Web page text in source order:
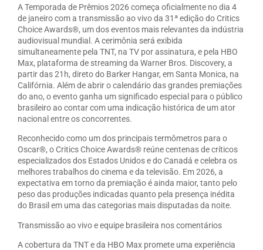
A Temporada de Prêmios 2026 começa oficialmente no dia 4
de janeiro com a transmissão ao vivo da 31ª edição do Critics
Choice Awards®, um dos eventos mais relevantes da indústria
audiovisual mundial. A cerimônia será exibida
simultaneamente pela TNT, na TV por assinatura, e pela HBO
Max, plataforma de streaming da Warner Bros. Discovery, a
partir das 21h, direto do Barker Hangar, em Santa Monica, na
Califórnia. Além de abrir o calendário das grandes premiações
do ano, o evento ganha um significado especial para o público
brasileiro ao contar com uma indicação histórica de um ator
nacional entre os concorrentes.
Reconhecido como um dos principais termômetros para o
Oscar®, o Critics Choice Awards® reúne centenas de críticos
especializados dos Estados Unidos e do Canadá e celebra os
melhores trabalhos do cinema e da televisão. Em 2026, a
expectativa em torno da premiação é ainda maior, tanto pelo
peso das produções indicadas quanto pela presença inédita
do Brasil em uma das categorias mais disputadas da noite.
Transmissão ao vivo e equipe brasileira nos comentários
A cobertura da TNT e da HBO Max promete uma experiência